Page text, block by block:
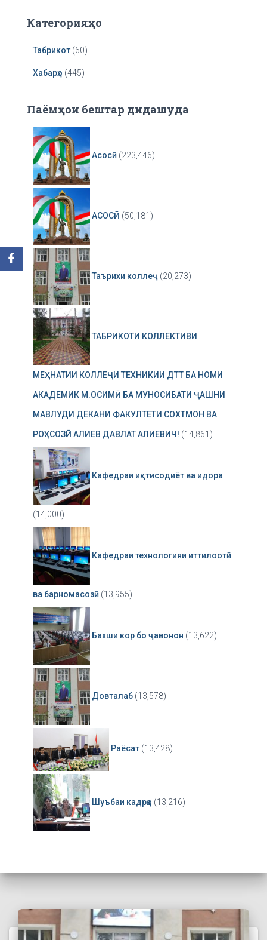
Категорияҳо
Табрикот (60)
Хабарҳо (445)
Паёмҳои бештар дидашуда
Асосӣ (223,446)
АСОСӢ (50,181)
Таърихи коллеҷ (20,273)
ТАБРИКОТИ КОЛЛЕКТИВИ
МЕҲНАТИИ КОЛЛЕҶИ ТЕХНИКИИ ДТТ БА НОМИ
АКАДЕМИК М.ОСИМӢ БА МУНОСИБАТИ ҶАШНИ
МАВЛУДИ ДЕКАНИ ФАКУЛТЕТИ СОХТМОН ВА
РОҲСОЗӢ АЛИЕВ ДАВЛАТ АЛИЕВИЧ! (14,861)
Кафедраи иқтисодиёт ва идора
(14,000)
Кафедраи технологияи иттилоотӣ
ва барномасозӣ (13,955)
Бахши кор бо ҷавонон (13,622)
Довталаб (13,578)
Раёсат (13,428)
Шуъбаи кадрҳо (13,216)